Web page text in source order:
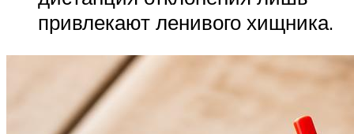
привлекают ленивого хищника.